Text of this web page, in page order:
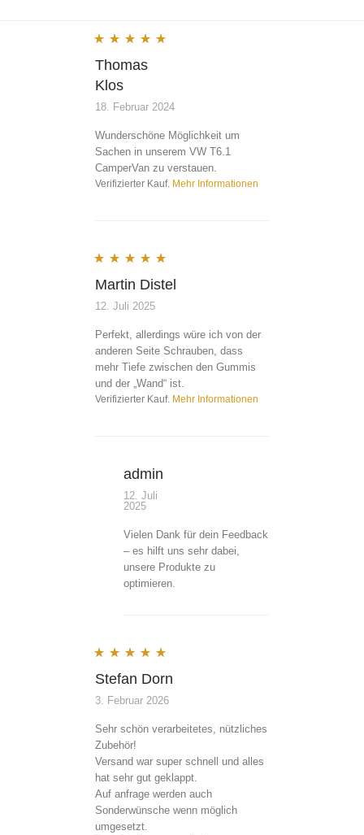
Bewertet mit
Thomas
Klos
18. Februar 2024
Wunderschöne Möglichkeit um
Sachen in unserem VW T6.1
CamperVan zu verstauen.
Verifizierter Kauf. Mehr Informationen
Bewertet mit5von 5
Martin Distel
12. Juli 2025
Perfekt, allerdings würe ich von der
anderen Seite Schrauben, dass
mehr Tiefe zwischen den Gummis
und der „Wand“ ist.
Verifizierter Kauf. Mehr Informationen
admin
12. Juli
2025
Vielen Dank für dein Feedback
– es hilft uns sehr dabei,
unsere Produkte zu
optimieren.
Bewertet mit 5von 5
Stefan Dorn
3. Februar 2026
Sehr schön verarbeitetes, nützliches
Zubehör!
Versand war super schnell und alles
hat sehr gut geklappt.
Auf anfrage werden auch
Sonderwünsche wenn möglich
umgesetzt.